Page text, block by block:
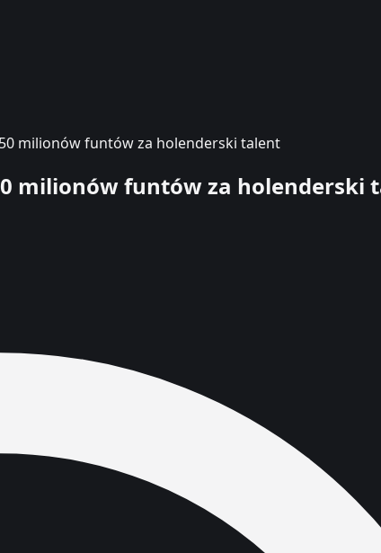
milionów funtów za holenderski talent
milionów funtów za holenderski